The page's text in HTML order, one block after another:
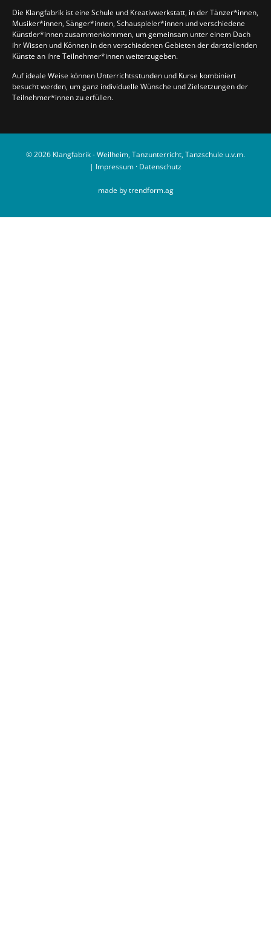
Die Klangfabrik ist eine Schule und Kreativwerkstatt, in der Tänzer*innen,
Musiker*innen, Sänger*innen, Schauspieler*innen und verschiedene
Künstler*innen zusammenkommen, um gemeinsam unter einem Dach
ihr Wissen und Können in den verschiedenen Gebieten der darstellenden
Künste an ihre Teilnehmer*innen weiterzugeben.
Auf ideale Weise können Unterrichtsstunden und Kurse kombiniert
besucht werden, um ganz individuelle Wünsche und Zielsetzungen der
Teilnehmer*innen zu erfüllen.
© 2026 Klangfabrik - Weilheim, Tanzunterricht, Tanzschule u.v.m.
| Impressum · Datenschutz
made by trendform.ag